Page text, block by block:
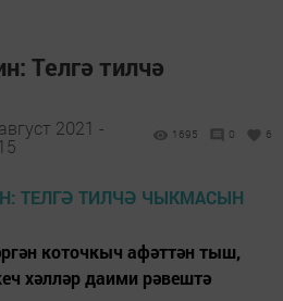
Телгә тилчә
2021 -
1695 0 6
коточкыч афәттән тыш,
хәлләр даими рәвештә